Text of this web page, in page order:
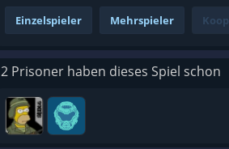
Einzelspieler Mehrspieler Koop
2 Prisoner haben dieses Spiel schon